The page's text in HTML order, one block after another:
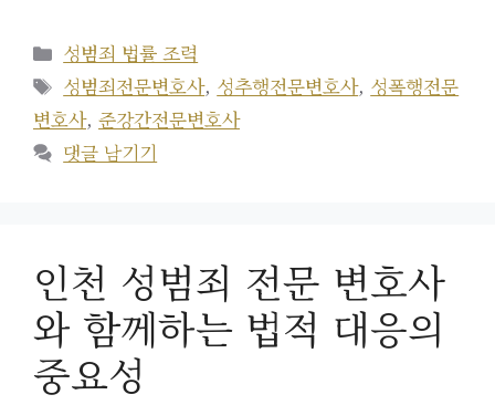
카
테
고
리
성범죄 법률 조력
태
그
성범죄전문변호사, 성추행전문변호사, 성폭행전문
변호사, 준강간전문변호사
댓글 남기기
인천 성범죄 전문 변호사
와 함께하는 법적 대응의
중요성